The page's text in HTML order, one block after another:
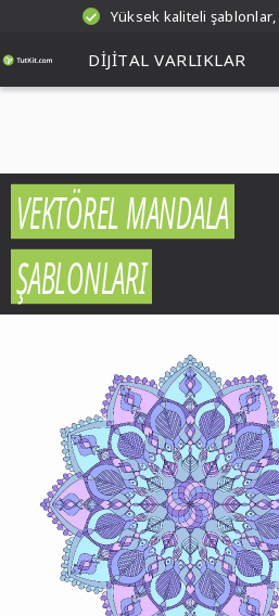
Yüksek kaliteli
DIJITAL VARLIKLAR
VEKTÖREL MANDALA
ŞABLONLARI